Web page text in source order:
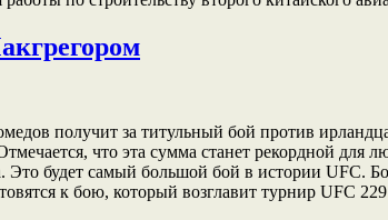
получит за титульный бой против
что эта сумма станет рекордной
будет самый большой бой в истории UFC.
к бою, который возглавит турнир UFC